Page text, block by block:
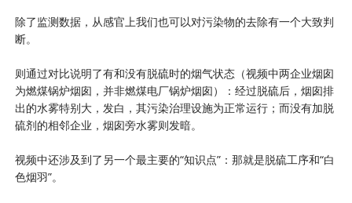
除了监测数据，从感官上我们也可以对污染物的去除有一个大致判
断。
则通过对比说明了有和没有脱硫时的烟气状态（视频中两企业烟囱
为燃煤锅炉烟囱，并非燃煤电厂锅炉烟囱）：经过脱硫后，烟囱排
出的水雾特别大，发白，其污染治理设施为正常运行；而没有加脱
硫剂的相邻企业，烟囱旁水雾则发暗。
视频中还涉及到了另一个最主要的“知识点”：那就是脱硫工序和“白
色烟羽”。